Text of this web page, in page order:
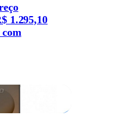
1.295,10